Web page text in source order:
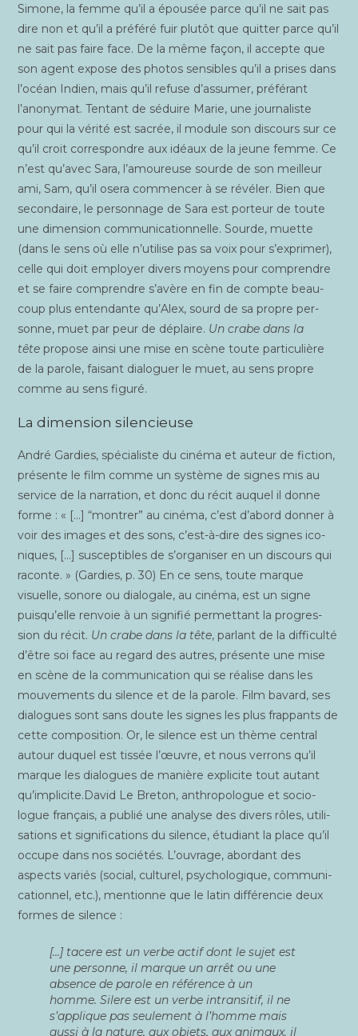
Simone, la femme qu’il a épou­sée parce qu’il ne sait pas
dire non et qu’il a pré­fé­ré fuir plu­tôt que quit­ter parce qu’il
ne sait pas faire face. De la même façon, il accepte que
son agent expose des pho­tos sen­sibles qu’il a prises dans
l’océan Indien, mais qu’il refuse d’assumer, pré­fé­rant
l’anonymat. Ten­tant de séduire Marie, une jour­na­liste
pour qui la véri­té est sacrée, il module son dis­cours sur ce
qu’il croit cor­res­pondre aux idéaux de la jeune femme. Ce
n’est qu’avec Sara, l’amoureuse sourde de son meilleur
ami, Sam, qu’il ose­ra com­men­cer à se révé­ler. Bien que
secon­daire, le per­son­nage de Sara est por­teur de toute
une dimen­sion com­mu­ni­ca­tion­nelle. Sourde, muette
(dans le sens où elle n’utilise pas sa voix pour s’exprimer),
celle qui doit employer divers moyens pour com­prendre
et se faire com­prendre s’avère en fin de compte beau­
coup plus enten­dante qu’Alex, sourd de sa propre per­
sonne, muet par peur de déplaire. Un crabe dans la
tête pro­pose ain­si une mise en scène toute par­ti­cu­lière
de la parole, fai­sant dia­lo­guer le muet, au sens propre
comme au sens figuré.
La dimension silencieuse
André Gar­dies, spé­cia­liste du ciné­ma et auteur de fic­tion,
pré­sente le film comme un sys­tème de signes mis au
ser­vice de la nar­ra­tion, et donc du récit auquel il donne
forme : « […] “mon­trer” au ciné­ma, c’est d’abord don­ner à
voir des images et des sons, c’est-à-dire des signes ico­
niques, […] sus­cep­tibles de s’organiser en un dis­cours qui
raconte. » (Gar­dies, p. 30) En ce sens, toute marque
visuelle, sonore ou dia­lo­gale, au ciné­ma, est un signe
puisqu’elle ren­voie à un signi­fié per­met­tant la pro­gres­
sion du récit. Un crabe dans la tête, par­lant de la dif­fi­cul­té
d’être soi face au regard des autres, pré­sente une mise
en scène de la com­mu­ni­ca­tion qui se réa­lise dans les
mou­ve­ments du silence et de la parole. Film bavard, ses
dia­logues sont sans doute les signes les plus frap­pants de
cette com­po­si­tion. Or, le silence est un thème cen­tral
autour duquel est tis­sée l’œuvre, et nous ver­rons qu’il
marque les dia­logues de manière expli­cite tout autant
qu’implicite.David Le Bre­ton, anthro­po­logue et socio­
logue fran­çais, a publié une ana­lyse des divers rôles, uti­li­
sa­tions et signi­fi­ca­tions du silence, étu­diant la place qu’il
occupe dans nos socié­tés. L’ouvrage, abor­dant des
aspects variés (social, cultu­rel, psy­cho­lo­gique, com­mu­ni­
ca­tion­nel, etc.), men­tionne que le latin dif­fé­ren­cie deux
formes de silence :
[…] tacere est un verbe actif dont le sujet est
une per­sonne, il marque un arrêt ou une
absence de parole en réfé­rence à un
homme.Silere est un verbe intran­si­tif, il ne
s’applique pas seule­ment à l’homme mais
aus­si à la nature, aux objets, aux ani­maux, il